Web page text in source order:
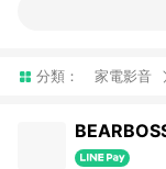
分類： 家電影音